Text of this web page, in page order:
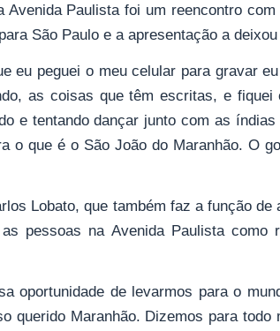
Paulista foi um reencontro
São Paulo e a apresentação a
eu peguei o meu celular para gravar
as coisas que têm escritas, e fiquei
e tentando dançar junto com as
o que é o São João do Maranhão. O
Lobato, que também faz a função de
pessoas na Avenida Paulista como
oportunidade de levarmos para o
querido Maranhão. Dizemos para todo